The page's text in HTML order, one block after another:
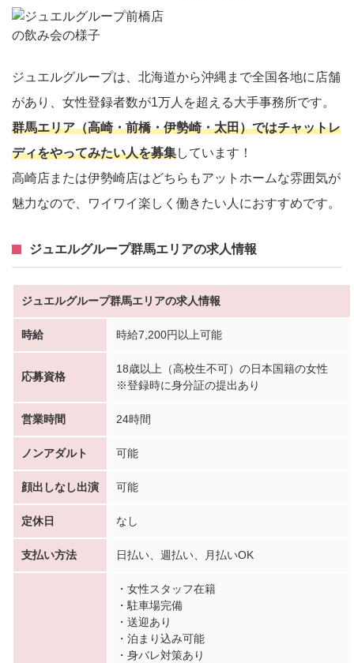
ジュエルグループは、北海道から沖縄まで全国各地に店舗
があり、女性登録者数が1万人を超える大手事務所です。
群馬エリア（高崎・前橋・伊勢崎・太田）ではチャットレ
ディをやってみたい人を募集しています！
高崎店または伊勢崎店はどちらもアットホームな雰囲気が
魅力なので、ワイワイ楽しく働きたい人におすすめです。
ジュエルグループ群馬エリアの求人情報
ジュエルグループ群馬エリアの求人情報
時給 時給7,200円以上可能
応募資格
18歳以上（高校生不可）の日本国籍の女性
※登録時に身分証の提出あり
営業時間 24時間
ノンアダルト 可能
顔出しなし出演 可能
定休日 なし
支払い方法 日払い、週払い、月払いOK
・女性スタッフ在籍
・駐車場完備
・送迎あり
・泊まり込み可能
・身バレ対策あり